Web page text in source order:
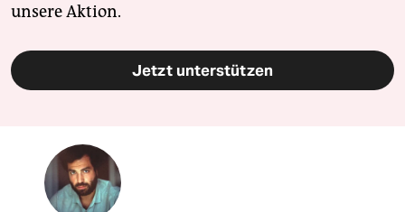
unsere Aktion.
Jetzt unterstützen